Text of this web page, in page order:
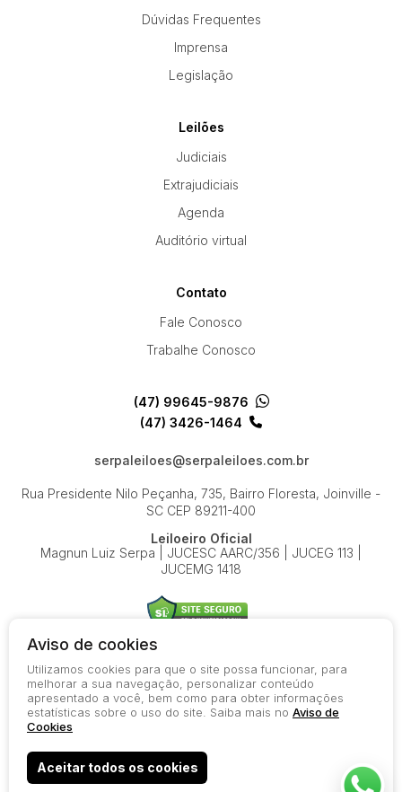
Dúvidas Frequentes
Imprensa
Legislação
Leilões
Judiciais
Extrajudiciais
Agenda
Auditório virtual
Contato
Fale Conosco
Trabalhe Conosco
(47) 99645-9876
(47) 3426-1464
serpaleiloes@serpaleiloes.com.br
Rua Presidente Nilo Peçanha, 735, Bairro Floresta, Joinville -
SC CEP 89211-400
Leiloeiro Oficial
Magnun Luiz Serpa | JUCESC AARC/356 | JUCEG 113 |
JUCEMG 1418
© 2026-present - Todos os direitos reservados
Política de Privacidade
Termos de Uso
Aviso de cookies
Utilizamos cookies para que o site possa funcionar, para
melhorar a sua navegação, personalizar conteúdo
apresentado a você, bem como para obter informações
estatísticas sobre o uso do site. Saiba mais no Aviso de
Cookies
Aceitar todos os cookies